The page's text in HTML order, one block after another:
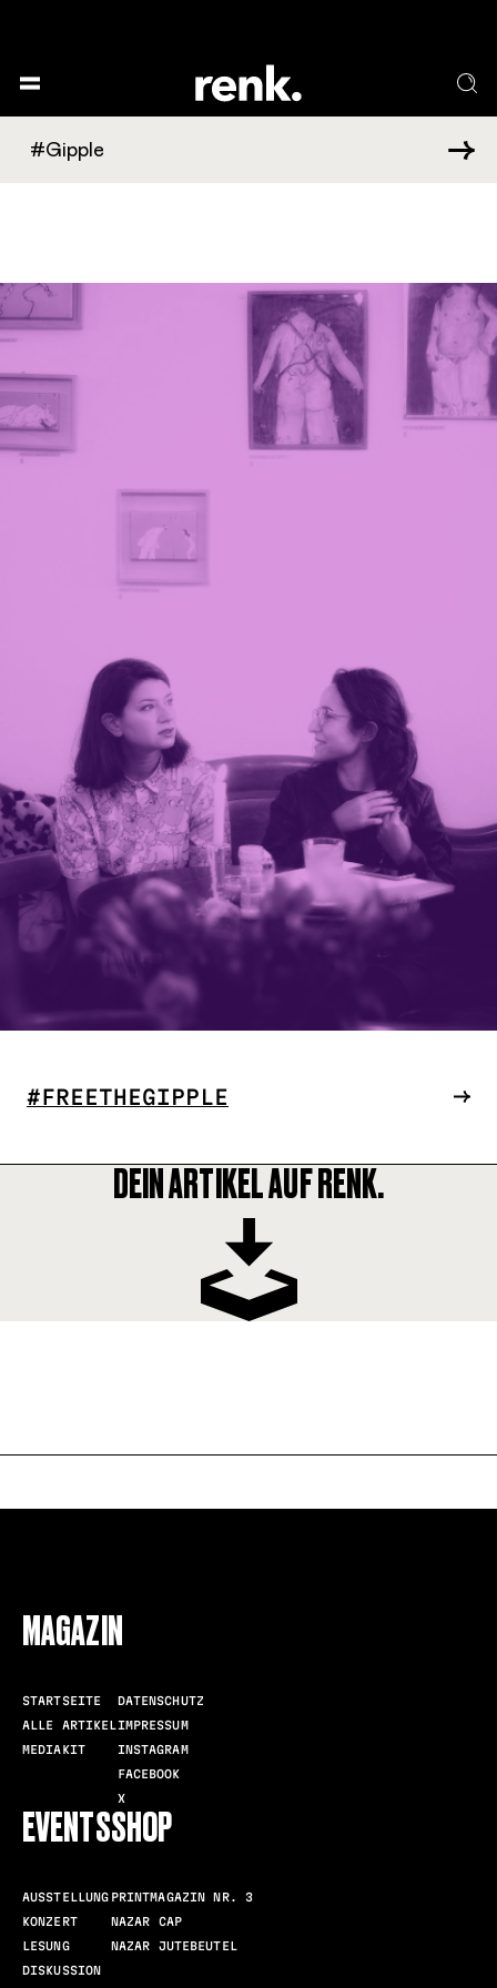
#FREETHEGIPPLE
DEIN ARTIKEL AUF RENK.
MAGAZIN
STARTSEITE
ALLE ARTIKEL
MEDIAKIT
DATENSCHUTZ
IMPRESSUM
INSTAGRAM
FACEBOOK
X
EVENTS
AUSSTELLUNG
KONZERT
LESUNG
DISKUSSION
SHOP
PRINTMAGAZIN NR. 3
NAZAR CAP
NAZAR JUTEBEUTEL